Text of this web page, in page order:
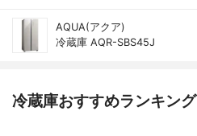
AQUA(アクア)
冷蔵庫 AQR-SBS45J
冷蔵庫おすすめランキング